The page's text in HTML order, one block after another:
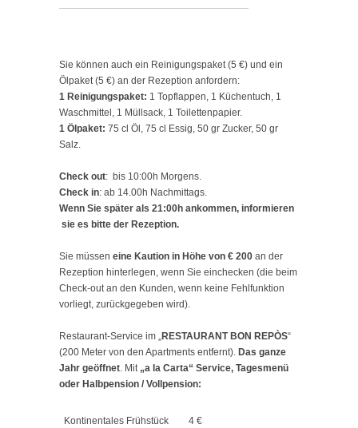
Sie können auch ein Reinigungspaket (5 €) und ein
Ölpaket (5 €) an der Rezeption anfordern:
1 Reinigungspaket: 1 Topflappen, 1 Küchentuch, 1
Waschmittel, 1 Müllsack, 1 Toilettenpapier.
1 Ölpaket: 75 cl Öl, 75 cl Essig, 50 gr Zucker, 50 gr
Salz.
Check out: bis 10:00h Morgens.
Check in: ab 14.00h Nachmittags.
Wenn Sie später als 21:00h ankommen, informieren
sie es bitte der Rezeption.
Sie müssen eine Kaution in Höhe von € 200 an der
Rezeption hinterlegen, wenn Sie einchecken (die beim
Check-out an den Kunden, wenn keine Fehlfunktion
vorliegt, zurückgegeben wird).
Restaurant-Service im „RESTAURANT BON REPÒS“
(200 Meter von den Apartments entfernt). Das ganze
Jahr geöffnet. Mit „a la Carta“ Service, Tagesmenü
oder Halbpension / Vollpension:
Kontinentales Frühstück 4 €